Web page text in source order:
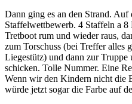
Dann ging es an den Strand. Auf
Staffelwettbewerb. 4 Staffeln a 8
Tretboot rum und wieder raus,
zum Torschuss (bei Treffer alles
Liegestütz) und dann zur Truppe
schicken. Tolle Nummer. Eine
Wenn wir den Kindern nicht die
würde jetzt sogar die Farbe auf